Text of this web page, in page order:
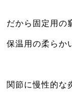
だから固定用の
保温用の柔らか
関節に慢性的な